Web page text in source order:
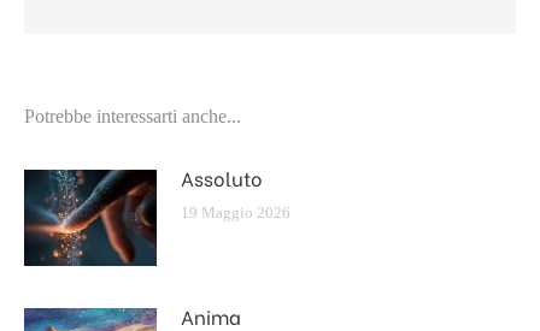
Potrebbe interessarti anche...
Assoluto
19 Maggio 2026
Anima